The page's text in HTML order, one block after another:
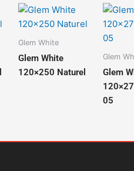
Glem White
Glem White
120×250 Naturel
Glem
Glem
05